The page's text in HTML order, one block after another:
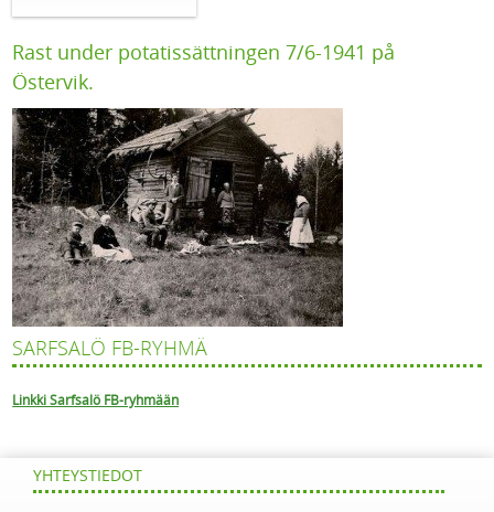
Rast under potatissättningen 7/6-1941 på
Östervik.
SARFSALÖ FB-RYHMÄ
Linkki Sarfsalö FB-ryhmään
YHTEYSTIEDOT